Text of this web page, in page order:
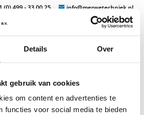
Details Over
gebruik van cookies
om content en advertenties te
functies voor social media te bieden
(0) 499 - 33 00 25 info@merwetechniek.nl
elektrotechnische producten